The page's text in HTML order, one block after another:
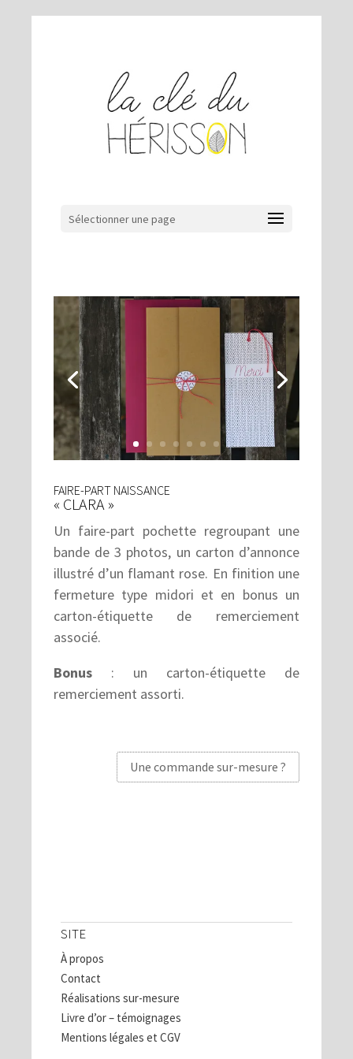
Sélectionner une page
FAIRE-PART NAISSANCE
« CLARA »
Un faire-part pochette regroupant une
bande de 3 photos, un carton d’annonce
illustré d’un flamant rose. En finition une
fermeture type midori et en bonus un
carton-étiquette de remerciement
associé.
Bonus: un carton-étiquette de
remerciement assorti.
Une commande sur-mesure ?
SITE
À propos
Contact
Réalisations sur-mesure
Livre d’or – témoignages
Mentions légales et CGV